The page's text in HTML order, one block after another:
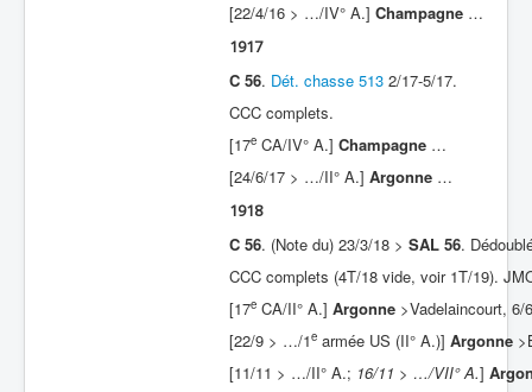
[22/4/16 > …/IV° A.] Champagne …
1917
C 56. Dét. chasse 513 2/17-5/17.
CCC complets.
[17e CA/IV° A.] Champagne …
[24/6/17 > …/II° A.] Argonne …
1918
C 56. (Note du) 23/3/18 > SAL 56.
CCC complets (4T/18 vide, voir 1T/19).
[17e CA/II° A.] Argonne >Vadelaincourt,
[22/9 > …/1e armée US (II° A.)] Argonne
[11/11 > …/II° A.; 16/11 > …/VII° A.]